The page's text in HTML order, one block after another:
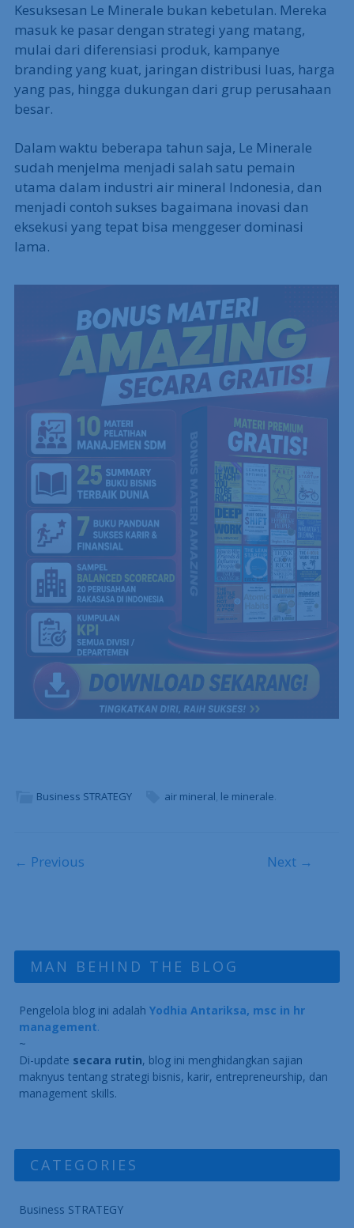
Kesuksesan Le Minerale bukan kebetulan. Mereka
masuk ke pasar dengan strategi yang matang,
mulai dari diferensiasi produk, kampanye
branding yang kuat, jaringan distribusi luas, harga
yang pas, hingga dukungan dari grup perusahaan
besar.
Dalam waktu beberapa tahun saja, Le Minerale
sudah menjelma menjadi salah satu pemain
utama dalam industri air mineral Indonesia, dan
menjadi contoh sukses bagaimana inovasi dan
eksekusi yang tepat bisa menggeser dominasi
lama.
Business STRATEGY air mineral le minerale
Post navigation
← Previous Next →
MAN BEHIND THE BLOG
Pengelola blog ini adalah Yodhia Antariksa, msc in hr
management.
~
Di-update secara rutin, blog ini menghidangkan sajian
maknyus tentang strategi bisnis, karir, entrepreneurship, dan
management skills.
CATEGORIES
Business STRATEGY